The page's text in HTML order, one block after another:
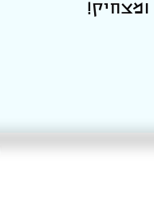
ומצחיק!